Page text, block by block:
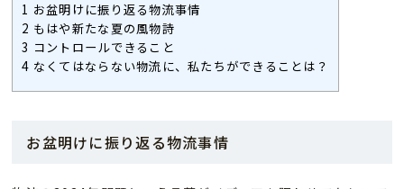
1 お盆明けに振り返る物流事情
2 もはや新たな夏の風物詩
3 コントロールできること
4 なくてはならない物流に、私たちができることは？
お盆明けに振り返る物流事情